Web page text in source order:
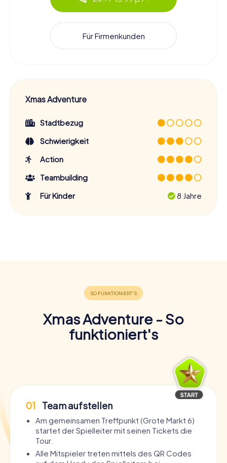
Für Firmenkunden
Xmas Adventure
Stadtbezug
Schwierigkeit
Action
Teambuilding
Für Kinder
8 Jahre
Xmas Adventure - So
funktioniert's
01 Team aufstellen
Am gemeinsamen Treffpunkt (Grote Markt 6)
startet der Spielleiter mit seinen Tickets die
Tour.
Alle Mitspieler treten mittels des QR Codes